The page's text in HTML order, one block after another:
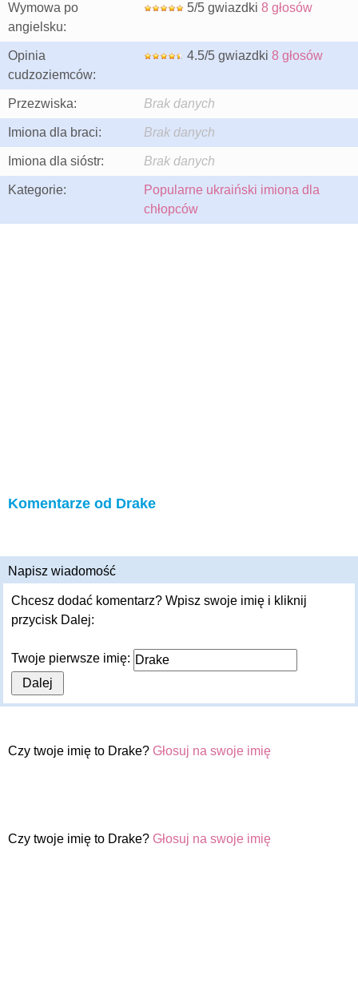
Wymowa po
angielsku:
5/5 gwiazdki 8 głosów
Opinia
cudzoziemców:
4.5/5 gwiazdki 8 głosów
Przezwiska: Brak danych
Imiona dla braci: Brak danych
Imiona dla sióstr: Brak danych
Kategorie:
Popularne ukraiński imiona dla
chłopców
Komentarze od Drake
Napisz wiadomość
Chcesz dodać komentarz? Wpisz swoje imię i kliknij
przycisk Dalej:
Twoje pierwsze imię:
Czy twoje imię to Drake? Głosuj na swoje imię
Czy twoje imię to Drake? Głosuj na swoje imię